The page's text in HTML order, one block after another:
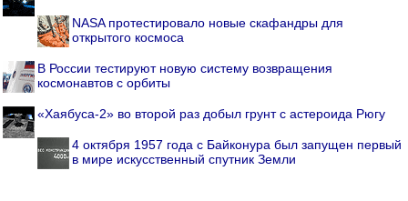
NASA протестировало новые скафандры для
открытого космоса
В России тестируют новую систему возвращения
космонавтов с орбиты
«Хаябуса-2» во второй раз добыл грунт с астероида Рюгу
4 октября 1957 года с Байконура был запущен первый
в мире искусственный спутник Земли